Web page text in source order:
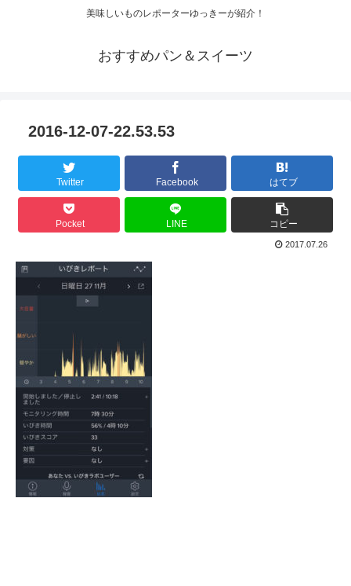
美味しいものレポーターゆっきーが紹介！
おすすめパン＆スイーツ
2016-12-07-22.53.53
Twitter Facebook はてブ
Pocket LINE コピー
2017.07.26